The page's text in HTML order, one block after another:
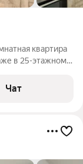
квартира
в 25-этажном
Чат